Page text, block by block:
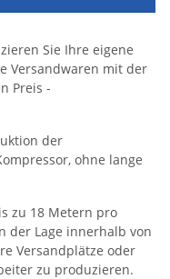
Sie Ihre eigene
Versandwaren mit der
Preis -
der
ohne lange
zu 18 Metern pro
der Lage innerhalb von
Versandplätze oder
zu produzieren.